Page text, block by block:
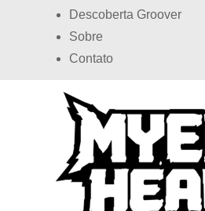
Descoberta Groover
Sobre
Contato